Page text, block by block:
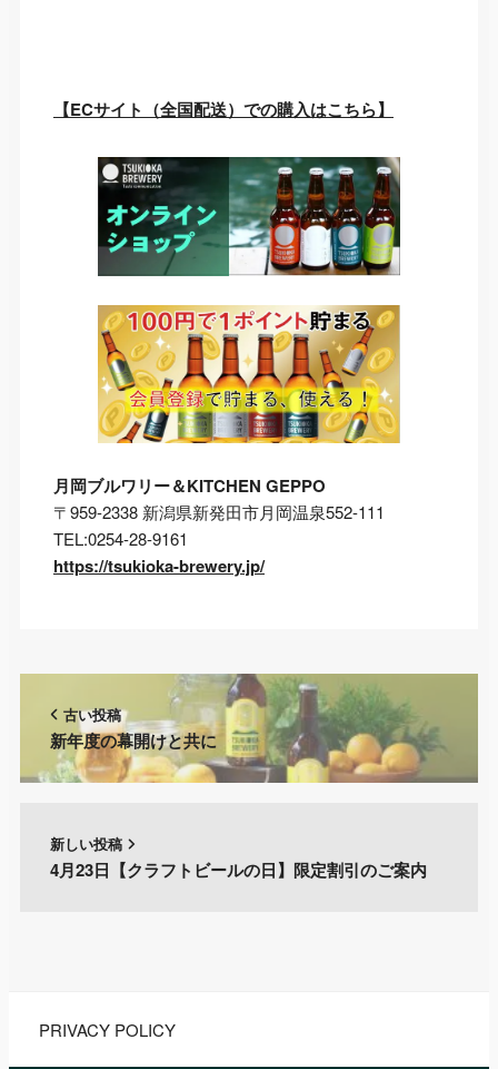
【ECサイト（全国配送）での購入はこちら】
月岡ブルワリー＆KITCHEN GEPPO
〒959-2338 新潟県新発田市月岡温泉552-111
TEL:0254-28-9161
https://tsukioka-brewery.jp/
古い投稿
新年度の幕開けと共に
新しい投稿
4月23日【クラフトビールの日】限定割引のご案内
PRIVACY POLICY